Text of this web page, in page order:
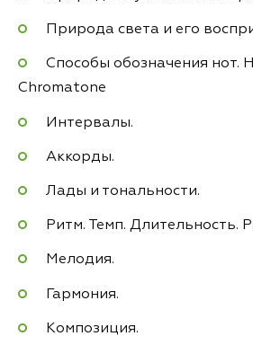
Природа света и его
Способы обозначения нот.
Chromatone
Интервалы.
Аккорды.
Лады и тональности.
Ритм. Темп. Длительность.
Мелодия.
Гармония.
Композиция.